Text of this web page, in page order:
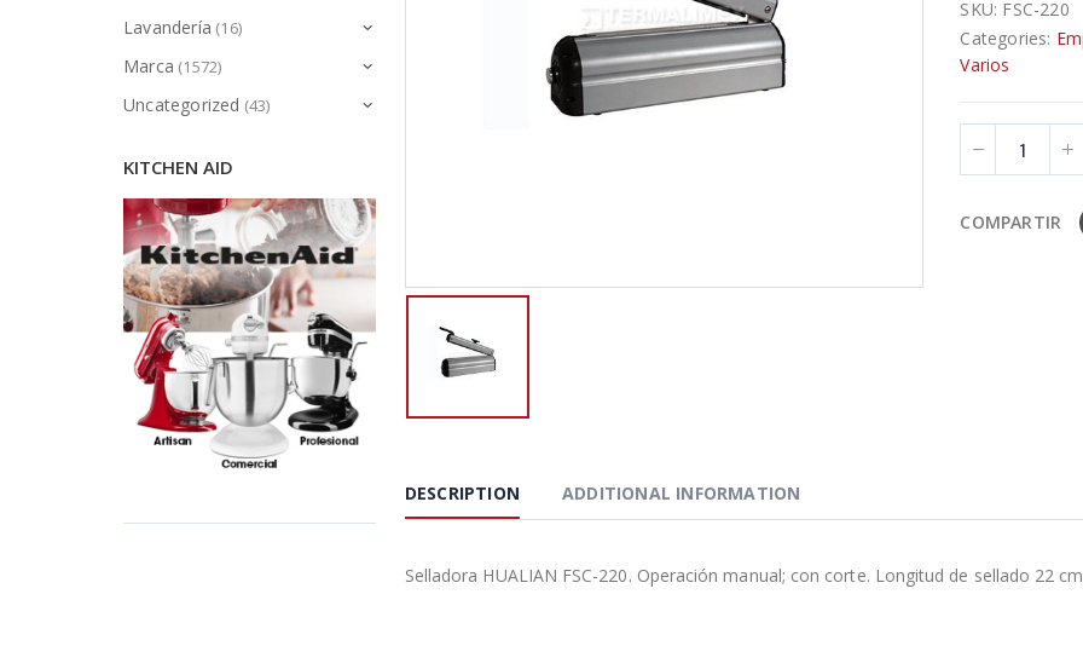
SKU: FSC-220
Categories:
Varios
COMPARTIR
DESCRIPTION ADDITIONAL INFORMATION
Selladora HUALIAN FSC-220. Operación manual; con corte. Longitud de sellado 22
Lavandería (16)
Marca (1572)
Uncategorized (43)
KITCHEN AID